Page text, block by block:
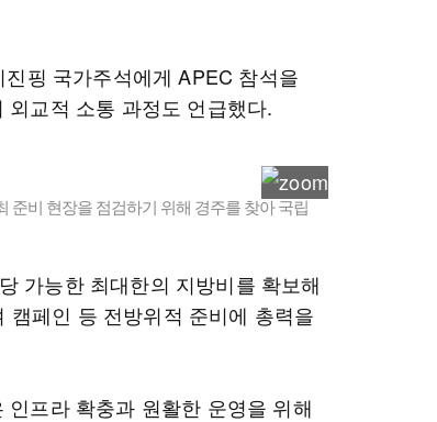
핑 국가주석에게 APEC 참석을
외교적 소통 과정도 언급했다.
준비 현장을 점검하기 위해 경주를 찾아 국립
가능한 최대한의 지방비를 확보해
페인 등 전방위적 준비에 총력을
프라 확충과 원활한 운영을 위해